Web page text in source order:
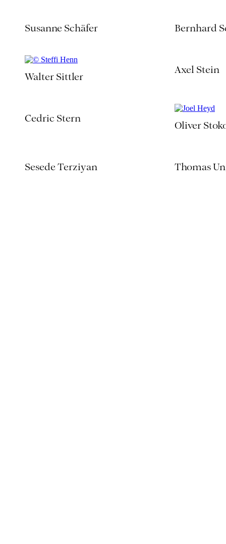
Susanne Schäfer Bernhard
Walter Sittler
Axel Stein
Cedric Stern
Oliver
Sesede Terziyan Thomas